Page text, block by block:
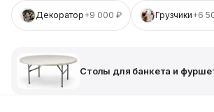
Декоратор+9 000 ₽ Грузчики+6
Столы для банкета и